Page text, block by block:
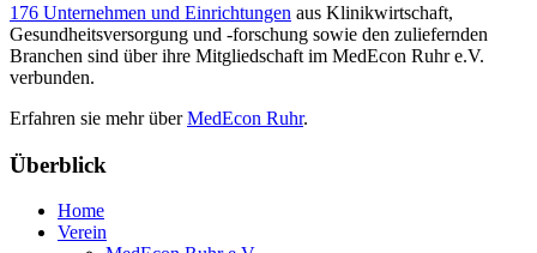
176 Unternehmen und Einrichtungen aus Klinikwirtschaft,
Gesundheitsversorgung und -forschung sowie den zuliefernden
Branchen sind über ihre Mitgliedschaft im MedEcon Ruhr e.V.
verbunden.
Erfahren sie mehr überMedEcon Ruhr.
Überblick
Home
Verein